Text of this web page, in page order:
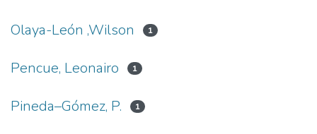
Olaya-León ,Wilson 1
Pencue, Leonairo 1
Pineda–Gómez, P. 1